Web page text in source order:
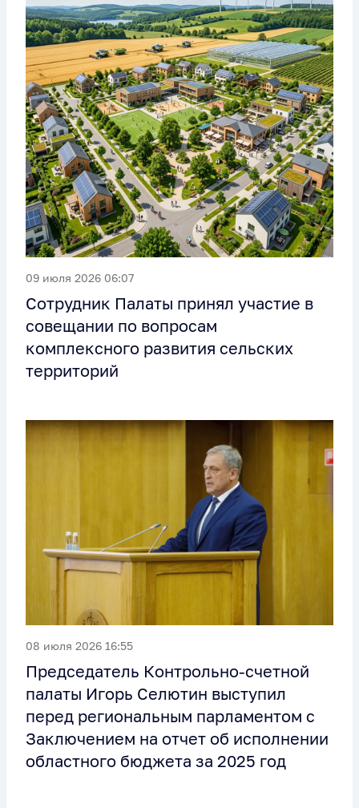
09 июля 2026 06:07
Сотрудник Палаты принял участие в
совещании по вопросам
комплексного развития сельских
территорий
08 июля 2026 16:55
Председатель Контрольно-счетной
палаты Игорь Селютин выступил
перед региональным парламентом с
Заключением на отчет об исполнении
областного бюджета за 2025 год